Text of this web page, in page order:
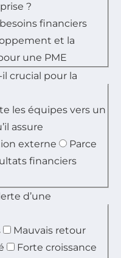
?
financiers
et la
une PME
crucial pour la
les équipes vers un
assure
externe
Parce
financiers
d’une
Mauvais retour
Forte croissance